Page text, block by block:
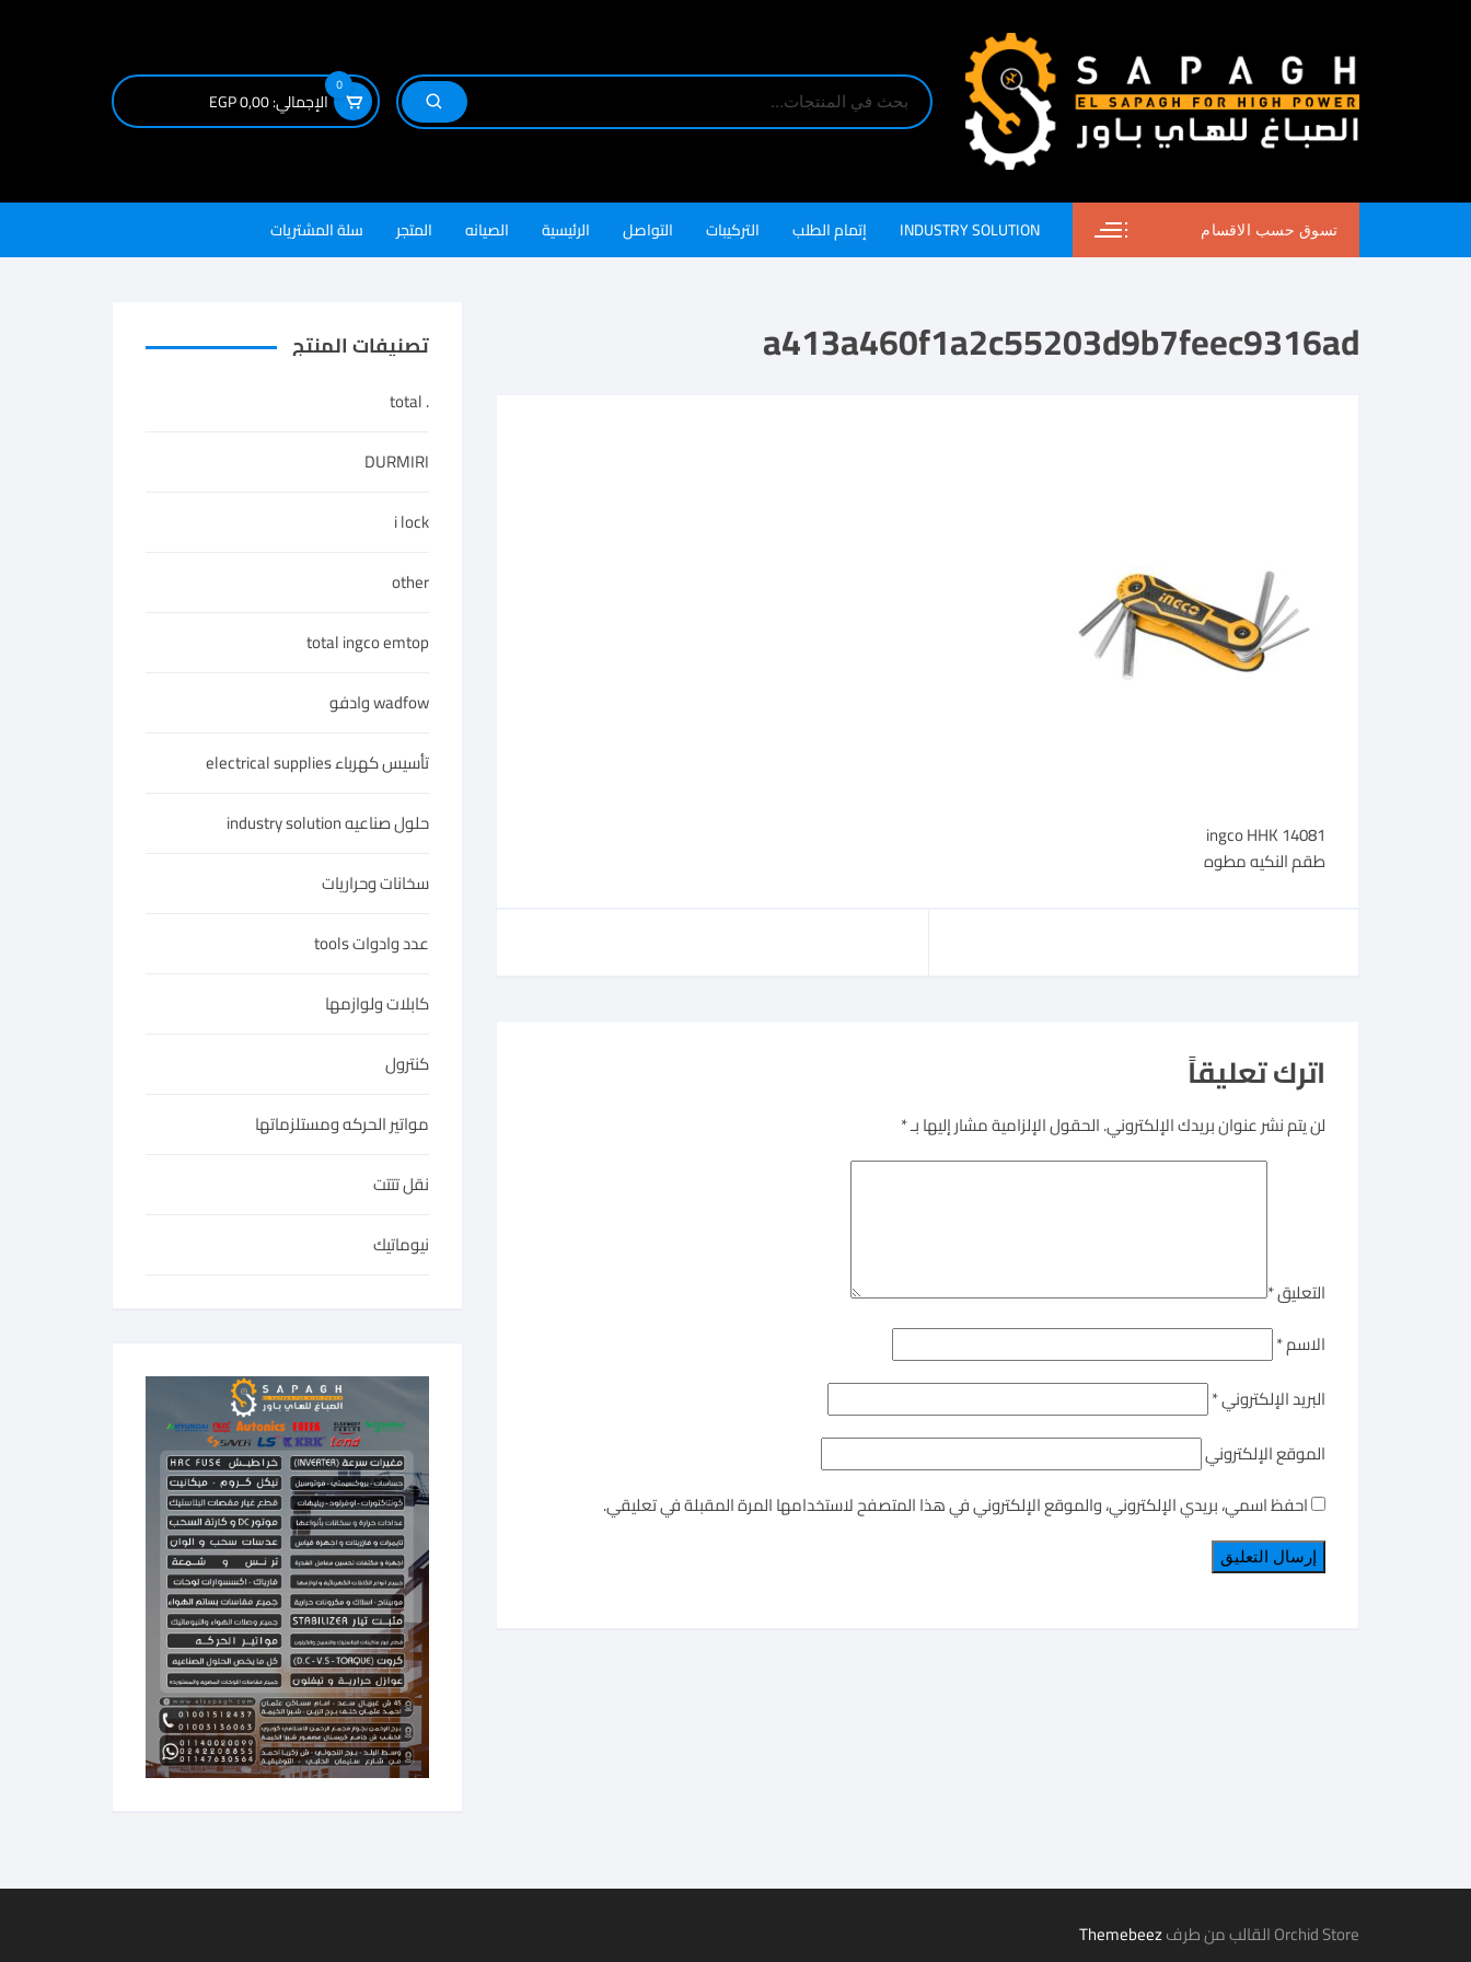
0
الإجمالي:0,00
EGP
تسوق حسب الاقسام INDUSTRY SOLUTION إتمام الطلب التركيبات التواصل الرئيسية الصيانه المتجر سلة المشتريات
a413a460f1a2c55203d9b7feec9316ad
ingco HHK 14081
طقم النكيه مطوه
اترك تعليقاً
لن يتم نشر عنوان بريدك الإلكتروني.الحقول الإلزامية مشار إليها بـ*
التعليق*
الاسم*
البريد الإلكتروني*
الموقع الإلكتروني
احفظ اسمي، بريدي الإلكتروني، والموقع الإلكتروني في هذا المتصفح لاستخدامها المرة المقبلة في تعليقي.
تصنيفات المنتج
. total
DURMIRI
i lock
other
total ingco emtop
wadfow وادفو
تأسيس كهرباء electrical supplies
حلول صناعيه industry solution
سخانات وحراريات
عدد وادوات tools
كابلات ولوازمها
كنترول
مواتير الحركه ومستلزماتها
نقل تتتت
نيوماتيك
Orchid Store القالب من طرف Themebeez